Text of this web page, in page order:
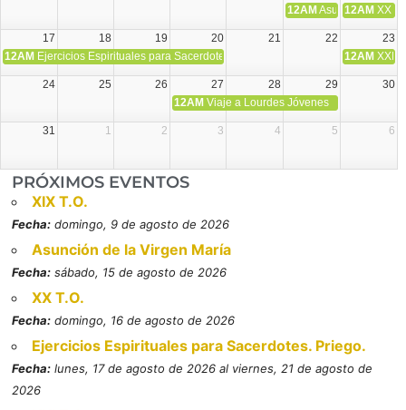
12AM Asunción de la
12AM XX
17 18 19 20 21 22
23
12AM Ejercicios Espirituales para Sacerdotes. Priego. 12AM XXI
24 25 26 27 28 29
30
12AM Viaje a Lourdes Jóvenes
31 1 2 3 4 5 6
PRÓXIMOS EVENTOS
XIX T.O.
Fecha: domingo, 9 de agosto de 2026
Asunción de la Virgen María
Fecha: sábado, 15 de agosto de 2026
XX T.O.
Fecha: domingo, 16 de agosto de 2026
Ejercicios Espirituales para Sacerdotes. Priego.
Fecha: lunes, 17 de agosto de 2026 al viernes, 21 de agosto de
2026